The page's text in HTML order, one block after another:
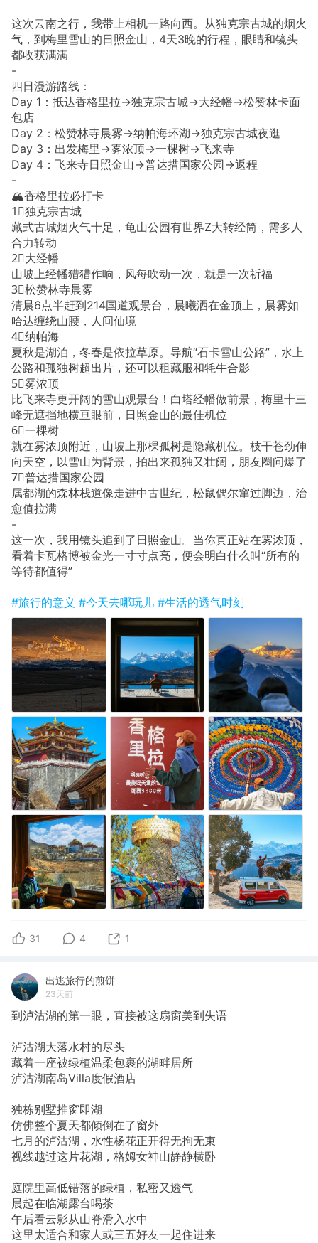
这次云南之行，我带上相机一路向西。从独克宗古城的烟火
气，到梅里雪山的日照金山，4天3晚的行程，眼睛和镜头
都收获满满
-
四日漫游路线：
Day 1：抵达香格里拉→独克宗古城→大经幡→松赞林卡面
包店
Day 2：松赞林寺晨雾→纳帕海环湖→独克宗古城夜逛
Day 3：出发梅里→雾浓顶→一棵树→飞来寺
Day 4：飞来寺日照金山→普达措国家公园→返程
-
🏔️香格里拉必打卡
1⃣️独克宗古城
藏式古城烟火气十足，龟山公园有世界Z大转经筒，需多人
合力转动
2⃣️大经幡
山坡上经幡猎猎作响，风每吹动一次，就是一次祈福
3⃣️松赞林寺晨雾
清晨6点半赶到214国道观景台，晨曦洒在金顶上，晨雾如
哈达缠绕山腰，人间仙境
4⃣️纳帕海
夏秋是湖泊，冬春是依拉草原。导航“石卡雪山公路”，水上
公路和孤独树超出片，还可以租藏服和牦牛合影
5⃣️雾浓顶
比飞来寺更开阔的雪山观景台！白塔经幡做前景，梅里十三
峰无遮挡地横亘眼前，日照金山的最佳机位
6⃣️一棵树
就在雾浓顶附近，山坡上那棵孤树是隐藏机位。枝干苍劲伸
向天空，以雪山为背景，拍出来孤独又壮阔，朋友圈问爆了
7⃣️普达措国家公园
属都湖的森林栈道像走进中古世纪，松鼠偶尔窜过脚边，治
愈值拉满
-
这一次，我用镜头追到了日照金山。当你真正站在雾浓顶，
看着卡瓦格博被金光一寸寸点亮，便会明白什么叫“所有的
等待都值得”
#旅行的意义 #今天去哪玩儿 #生活的透气时刻
31 4 1
出逃旅行的煎饼
23天前
到泸沽湖的第一眼，直接被这扇窗美到失语
泸沽湖大落水村的尽头
藏着一座被绿植温柔包裹的湖畔居所
泸沽湖南岛Villa度假酒店
独栋别墅推窗即湖
仿佛整个夏天都倾倒在了窗外
七月的泸沽湖，水性杨花正开得无拘无束
视线越过这片花湖，格姆女神山静静横卧
庭院里高低错落的绿植，私密又透气
晨起在临湖露台喝茶
午后看云影从山脊滑入水中
这里太适合和家人或三五好友一起住进来